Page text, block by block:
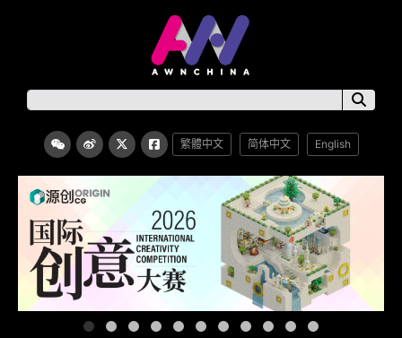
繁體中文 简体中文 English